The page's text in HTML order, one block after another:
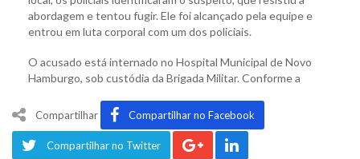
abordagem e tentou fugir. Ele foi alcançado pela equipe e
entrou em luta corporal com um dos policiais.
O acusado está internado no Hospital Municipal de Novo
Hamburgo, sob custódia da Brigada Militar. Conforme a
Compartilhar Compartilhar no Facebook
Compartilhar no Twitter